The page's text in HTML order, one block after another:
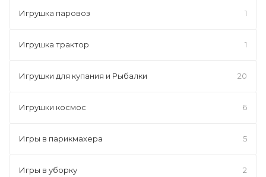
Игрушка паровоз 1
Игрушка трактор 1
Игрушки для купания и Рыбалки 20
Игрушки космос 6
Игры в парикмахера 5
Игры в уборку 2